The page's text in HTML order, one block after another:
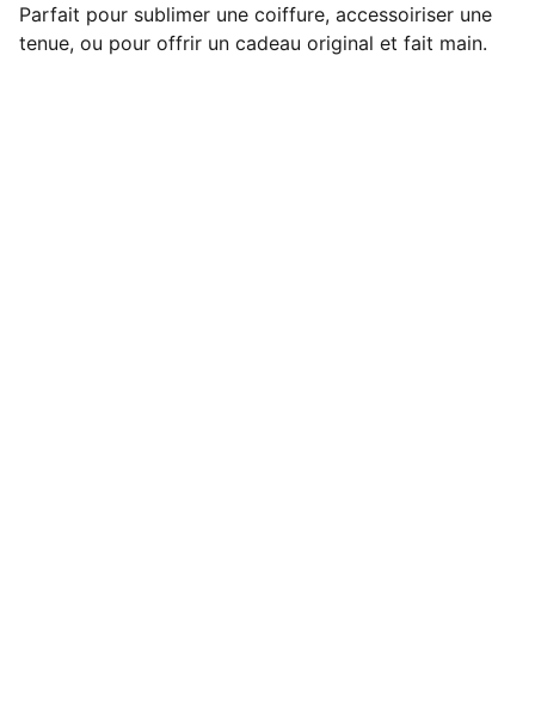
Parfait pour sublimer une coiffure, accessoiriser une
tenue, ou pour offrir un cadeau original et fait main.